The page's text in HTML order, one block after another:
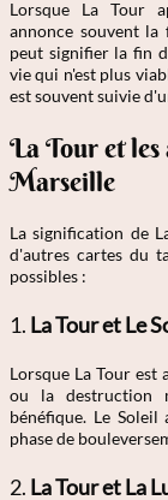
Lorsque La Tour
annonce souvent
peut signifier la fin
vie qui n'est plus
est souvent suivie
La Tour et les
Marseille
La signification de
d'autres cartes du
possibles :
1. La Tour et Le
Lorsque La Tour est
ou la destruction
bénéfique. Le
phase de
2. La Tour et La